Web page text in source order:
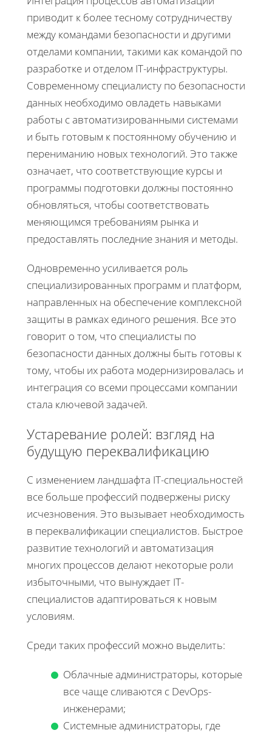
приводит к более тесному сотрудничеству
между командами безопасности и другими
отделами компании, такими как командой по
разработке и отделом IT-инфраструктуры.
Современному специалисту по безопасности
данных необходимо овладеть навыками
работы с автоматизированными системами
и быть готовым к постоянному обучению и
перениманию новых технологий. Это также
означает, что соответствующие курсы и
программы подготовки должны постоянно
обновляться, чтобы соответствовать
меняющимся требованиям рынка и
предоставлять последние знания и методы.
Одновременно усиливается роль
специализированных программ и платформ,
направленных на обеспечение комплексной
защиты в рамках единого решения. Все это
говорит о том, что специалисты по
безопасности данных должны быть готовы к
тому, чтобы их работа модернизировалась и
интеграция со всеми процессами компании
стала ключевой задачей.
Устаревание ролей: взгляд на
будущую переквалификацию
С изменением ландшафта IT-специальностей
все больше профессий подвержены риску
исчезновения. Это вызывает необходимость
в переквалификации специалистов. Быстрое
развитие технологий и автоматизация
многих процессов делают некоторые роли
избыточными, что вынуждает IT-
специалистов адаптироваться к новым
условиям.
Среди таких профессий можно выделить:
Облачные администраторы, которые
все чаще сливаются с DevOps-
инженерами;
Системные администраторы, где